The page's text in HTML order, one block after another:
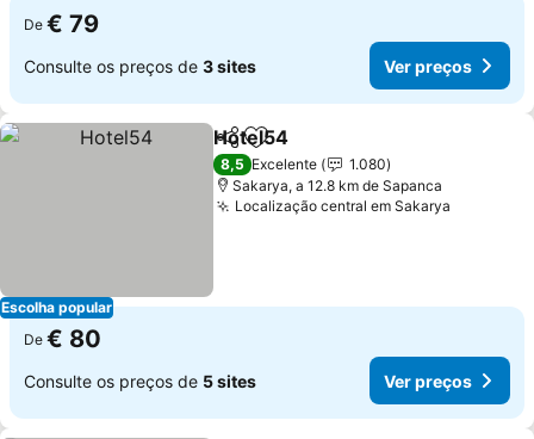
De € 79
Consulte os preços de 3 sites Ver preços
Escolha popular
PartilharAdicionar aos favoritos
Hotel54
8,5 Excelente
1.080
Sakarya, a 12.8 km de Sapanca
Localização central em Sakarya
De € 80
Consulte os preços de 5 sites Ver preços